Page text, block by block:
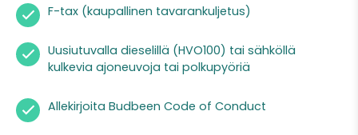
F-tax (kaupallinen tavarankuljetus)
Uusiutuvalla dieselillä (HVO100) tai sähköllä
kulkevia ajoneuvoja tai polkupyöriä
Allekirjoita BudbeenCode of Conduct